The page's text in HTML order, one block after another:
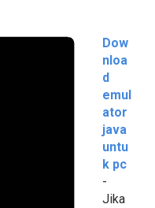
Dow
nloa
d
emul
ator
java
untu
k pc
-
Jika